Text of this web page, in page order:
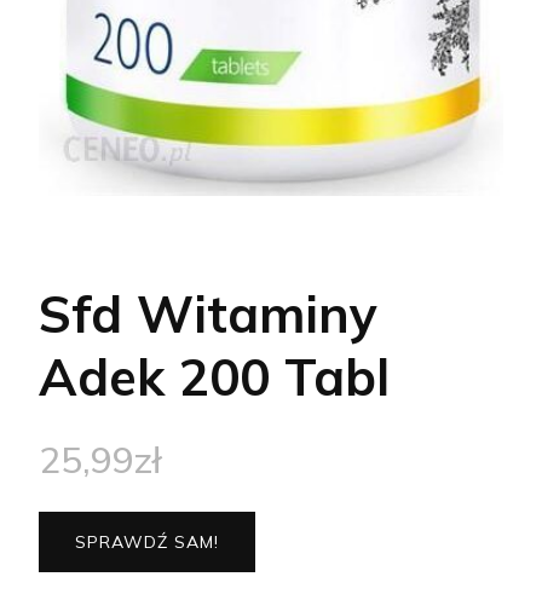
Sfd Witaminy
Adek 200 Tabl
25,99zł
SPRAWDŹ SAM!